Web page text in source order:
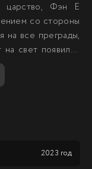
царство, Фэн Е
со стороны
на все преграды,
свет появился
Этот молодой
своего предка,
неимоверной
тренировок и
2023 год